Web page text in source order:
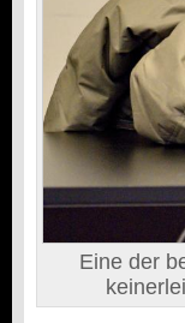
Eine der